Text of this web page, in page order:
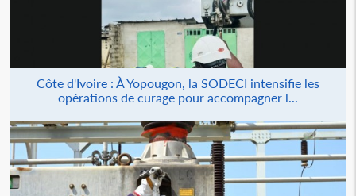
Côte d'Ivoire : À Yopougon, la SODECI intensifie les
opérations de curage pour accompagner l...